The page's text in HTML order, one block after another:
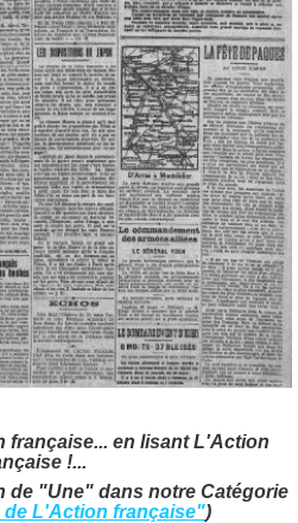
française... en lisant L'Action
!...
de "Une" dans notre Catégorie
L'Action française")